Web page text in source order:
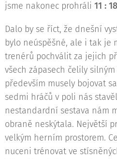
jsme nakonec prohráli 11 : 18
Dalo by se říct, že dnešní
bylo neúspěšné, ale i tak je
trenérů pochválit za jejich
všech zápasech čelily
především musely bojovat
sedmi hráčů v poli nás
nestandardní sestava nám
obraně neskýtala. Největší
velkým herním prostorem.
nuceni trénovat ve